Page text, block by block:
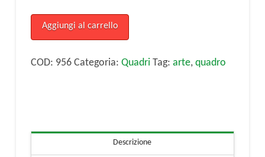
quadro,
dipinto
su
Aggiungi al carrello
COD: 956 Categoria: Quadri Tag: arte, quadro
Descrizione